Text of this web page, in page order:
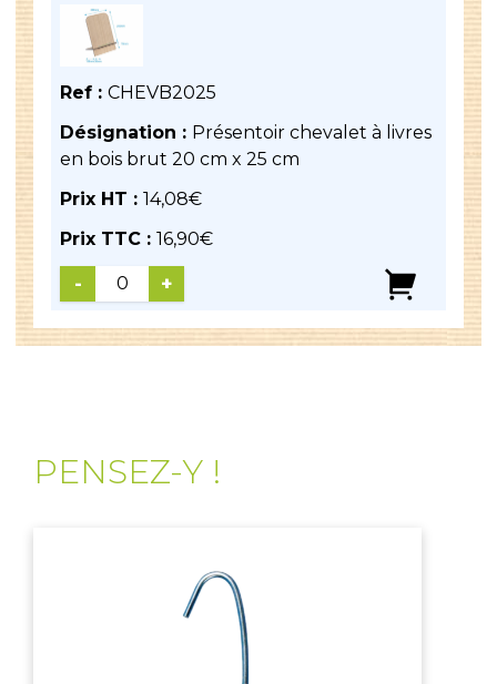
Ref : CHEVB2025
Désignation : Présentoir chevalet à livres
en bois brut 20 cm x 25 cm
Prix HT : 14,08€
Prix TTC : 16,90€
- +
PENSEZ-Y !